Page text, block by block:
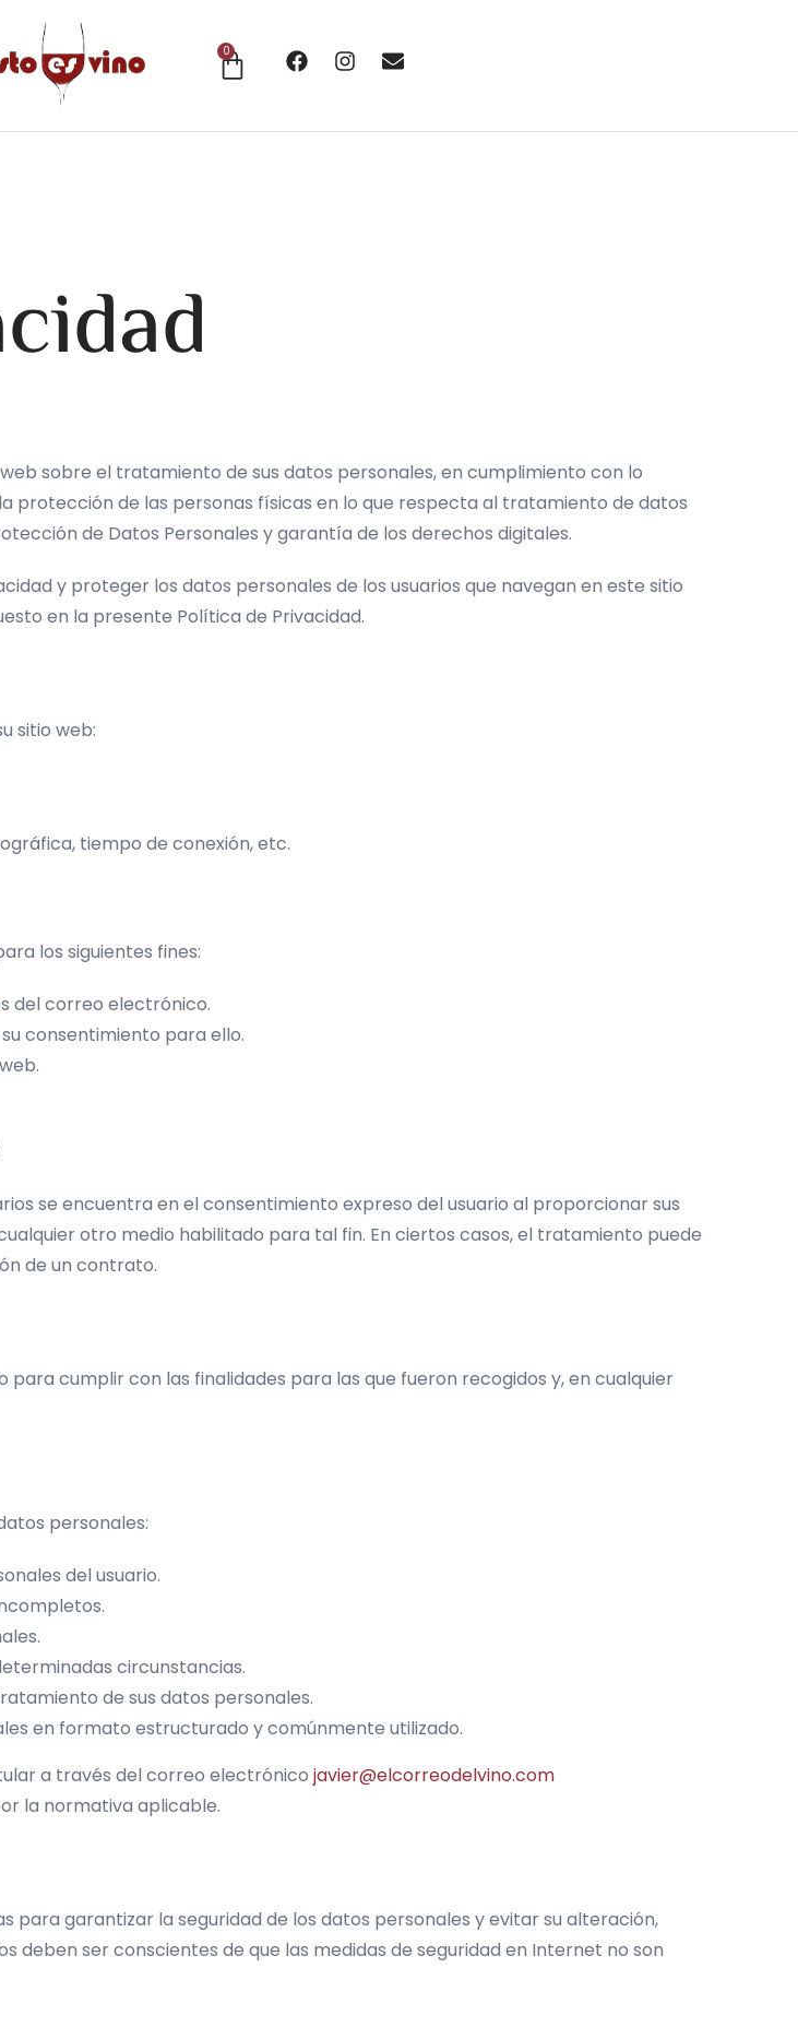
0
sobre el tratamiento de sus datos personales, en cumplimiento con lo
protección de las personas físicas en lo que respecta al tratamiento de datos
de Datos Personales y garantía de los derechos digitales.
y proteger los datos personales de los usuarios que navegan en este sitio
en la presente Política de Privacidad.
sitio web:
tiempo de conexión, etc.
los siguientes fines:
del correo electrónico.
consentimiento para ello.
se encuentra en el consentimiento expreso del usuario al proporcionar sus
otro medio habilitado para tal fin. En ciertos casos, el tratamiento puede
de un contrato.
cumplir con las finalidades para las que fueron recogidos y, en cualquier
personales:
del usuario.
circunstancias.
de sus datos personales.
en formato estructurado y comúnmente utilizado.
a través del correo electrónico javier@elcorreodelvino.com
la normativa aplicable.
para garantizar la seguridad de los datos personales y evitar su alteración,
deben ser conscientes de que las medidas de seguridad en Internet no son